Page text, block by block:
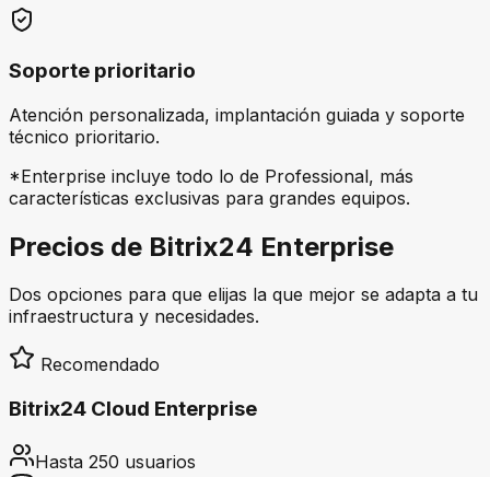
Soporte prioritario
Atención personalizada, implantación guiada y soporte
técnico prioritario.
*Enterprise incluye todo lo de Professional, más
características exclusivas para grandes equipos.
Precios de Bitrix24 Enterprise
Dos opciones para que elijas la que mejor se adapta a tu
infraestructura y necesidades.
Recomendado
Bitrix24 Cloud Enterprise
Hasta 250 usuarios